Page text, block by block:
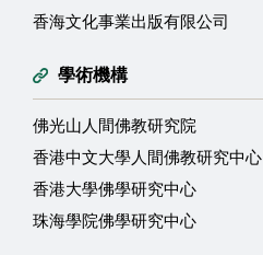
香海文化事業出版有限公司
學術機構
佛光山人間佛教研究院
香港中文大學人間佛教研究中心
香港大學佛學研究中心
珠海學院佛學研究中心